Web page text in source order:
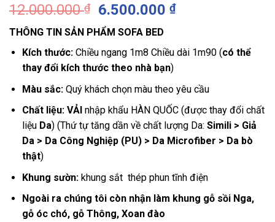
12.000.000₫
Giá
gốc
là:
12.000.000 ₫.
6.500.000₫Giá
là:
THÔNG TIN SẢN PHẨM SOFA BED
Kích thước:Chiều ngang 1m8 Chiều dài 1m90 (có thể
thay đổi kích thước theo nhà bạn)
Màu sắc:Quý khách chọn màu theo yêu cầu
Chất liệu: VẢI nhập khẩu HÀN QUỐC (được thay đổi chất
liệu Da) (Thứ tự tăng dần về chất lượng Da: Simili > Giả
Da > Da Công Nghiệp (PU) > Da Microfiber > Da bò
thật)
Khung sườn:khung sắt thép phun tĩnh điện
Ngoài ra chúng tôi còn nhận làm khung gỗ sồi Nga,
gỗ óc chó, gỗ Thông, Xoan đào